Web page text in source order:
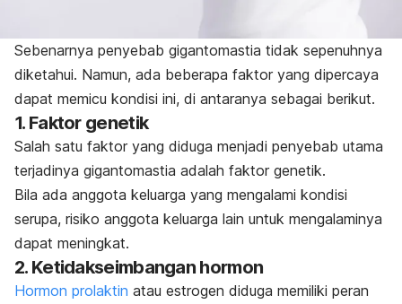
Sebenarnya penyebab gigantomastia tidak sepenuhnya
diketahui. Namun, ada beberapa faktor yang dipercaya
dapat memicu kondisi ini, di antaranya sebagai berikut.
1. Faktor genetik
Salah satu faktor yang diduga menjadi penyebab utama
terjadinya gigantomastia adalah faktor genetik.
Bila ada anggota keluarga yang mengalami kondisi
serupa, risiko anggota keluarga lain untuk mengalaminya
dapat meningkat.
2. Ketidakseimbangan hormon
Hormon prolaktin atau estrogen diduga memiliki peran